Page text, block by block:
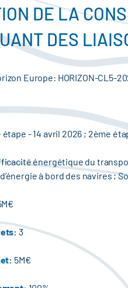
DE LA
DES
Europe: HORIZON-CL5-
étape - 14 avril 2026 ; 2ème
énergétique du
à bord des navires ;
3
5M€